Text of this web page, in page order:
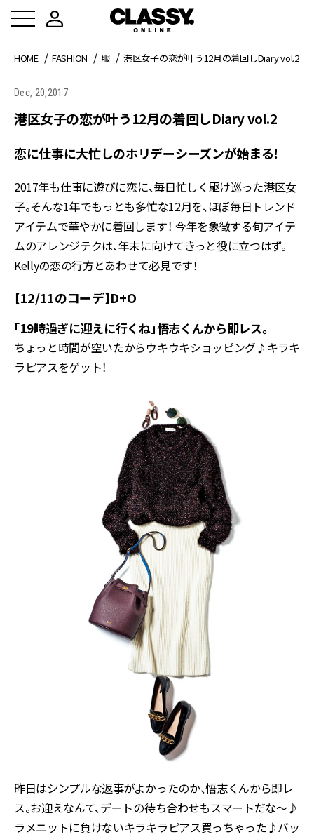
HOME FASHION 服 港区女子の恋が叶う12月の着回しDiary vol.2
Dec, 20,2017
港区女子の恋が叶う12月の着回しDiary vol.2
恋に仕事に大忙しのホリデーシーズンが始まる！
2017年も仕事に遊びに恋に、毎日忙しく駆け巡った港区女
子。そんな1年でもっとも多忙な12月を、ほぼ毎日トレンド
アイテムで華やかに着回します！ 今年を象徴する旬アイテ
ムのアレンジテクは、年末に向けてきっと役に立つはず。
Kellyの恋の行方とあわせて必見です！
【12/11のコーデ】D+O
「19時過ぎに迎えに行くね」悟志くんから即レス。
ちょっと時間が空いたからウキウキショッピング♪キラキ
ラピアスをゲット！
昨日はシンプルな返事がよかったのか、悟志くんから即レ
ス。お迎えなんて、デートの待ち合わせもスマートだな～♪
ラメニットに負けないキラキラピアス買っちゃった♪バッ